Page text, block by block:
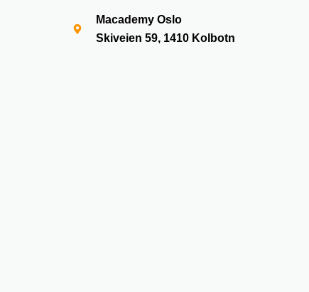
Macademy Oslo
Skiveien 59, 1410 Kolbotn